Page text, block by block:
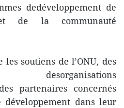
dedéveloppement de
de la communauté
soutiens de l’ONU, des
desorganisations
partenaires concernés
développement dans leur